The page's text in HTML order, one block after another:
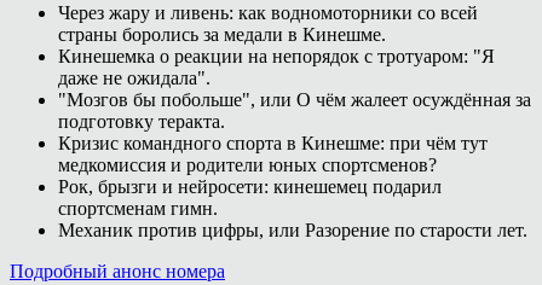
Через жару и ливень: как водномоторники со всей
страны боролись за медали в Кинешме.
Кинешемка о реакции на непорядок с тротуаром: "Я
даже не ожидала".
"Мозгов бы побольше", или О чём жалеет осуждённая за
подготовку теракта.
Кризис командного спорта в Кинешме: при чём тут
медкомиссия и родители юных спортсменов?
Рок, брызги и нейросети: кинешемец подарил
спортсменам гимн.
Механик против цифры, или Разорение по старости лет.
Подробный анонс номера